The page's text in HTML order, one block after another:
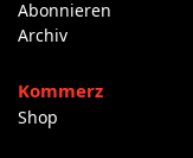
Abonnieren
Archiv
Kommerz
Shop